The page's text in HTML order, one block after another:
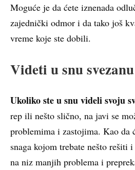
Moguće je da ćete iznenada
zajednički odmor i da tako još
vreme koje ste dobili.
Videti u snu
Ukoliko ste u snu videli svoju
rep ili nešto slično, na javi se
problemima i zastojima. Kao da
snaga kojom trebate nešto rešiti
na niz manjih problema i